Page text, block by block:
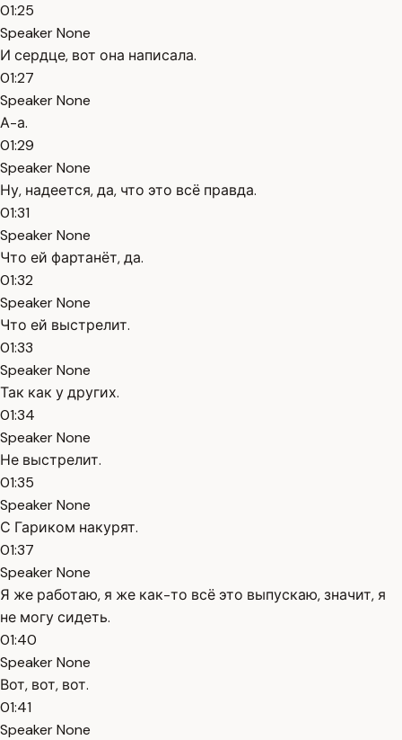
01:25
Speaker None
И сердце, вот она написала.
01:27
Speaker None
А-а.
01:29
Speaker None
Ну, надеется, да, что это всё правда.
01:31
Speaker None
Что ей фартанёт, да.
01:32
Speaker None
Что ей выстрелит.
01:33
Speaker None
Так как у других.
01:34
Speaker None
Не выстрелит.
01:35
Speaker None
С Гариком накурят.
01:37
Speaker None
Я же работаю, я же как-то всё это выпускаю, значит, я
не могу сидеть.
01:40
Speaker None
Вот, вот, вот.
01:41
Speaker None